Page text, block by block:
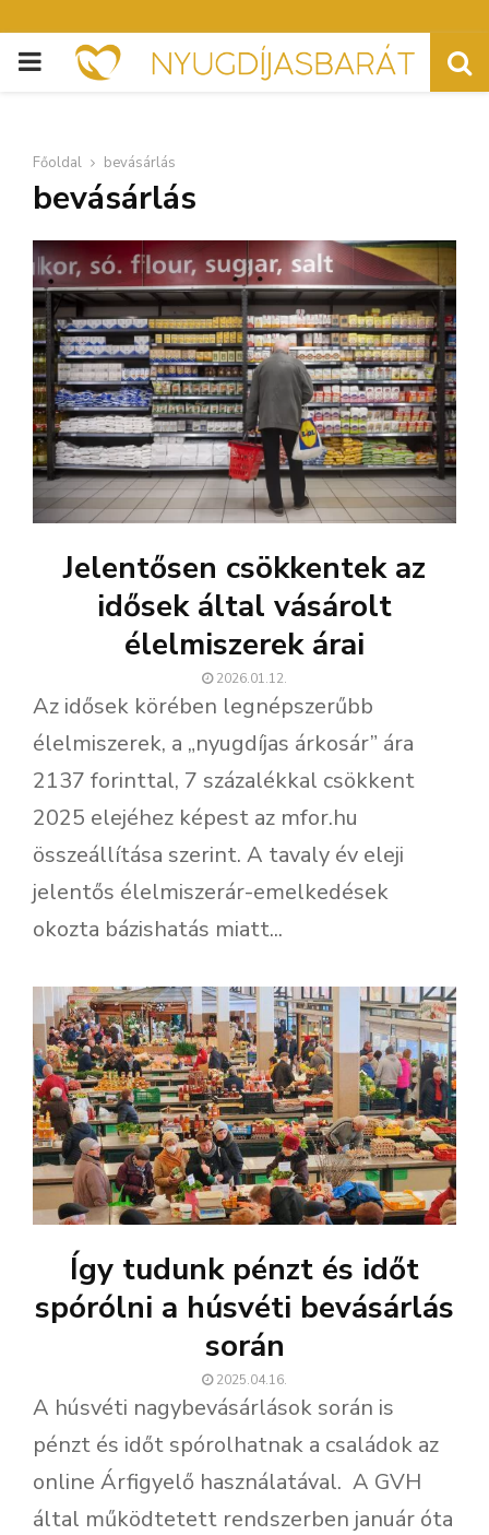
PRIMARY
Főoldal bevásárlás
bevásárlás
Jelentősen csökkentek az
idősek által vásárolt
élelmiszerek árai
2026.01.12.
Az idősek körében legnépszerűbb
élelmiszerek, a „nyugdíjas árkosár” ára
2137 forinttal, 7 százalékkal csökkent
2025 elejéhez képest az mfor.hu
összeállítása szerint. A tavaly év eleji
jelentős élelmiszerár-emelkedések
okozta bázishatás miatt...
Így tudunk pénzt és időt
spórólni a húsvéti bevásárlás
során
2025.04.16.
A húsvéti nagybevásárlások során is
pénzt és időt spórolhatnak a családok az
online Árfigyelő használatával. A GVH
által működtetett rendszerben január óta